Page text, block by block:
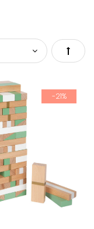
Set
-21%